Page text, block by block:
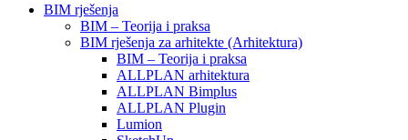
BIM rješenja
BIM – Teorija i praksa
BIM rješenja za arhitekte (Arhitektura)
BIM – Teorija i praksa
ALLPLAN arhitektura
ALLPLAN Bimplus
ALLPLAN Plugin
Lumion